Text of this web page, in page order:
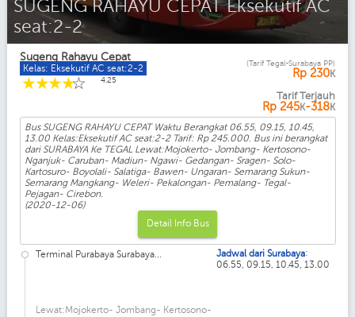
SUGENG RAHAYU CEPAT Eksekutif AC
seat:2-2
Sugeng Rahayu Cepat
Kelas: Eksekutif AC seat:2-2
☆
☆
☆
☆
☆ 4.25
(Tarif Tegal-Surabaya PP)
Rp 230K
Tarif Terjauh
Rp 245K-318K
Bus SUGENG RAHAYU CEPAT Waktu Berangkat 06.55, 09.15, 10.45,
13.00 Kelas:Eksekutif AC seat:2-2 Tarif: Rp 245.000. Bus ini berangkat
dari SURABAYA Ke TEGAL Lewat:Mojokerto- Jombang- Kertosono-
Nganjuk- Caruban- Madiun- Ngawi- Gedangan- Sragen- Solo-
Kartosuro- Boyolali- Salatiga- Bawen- Ungaran- Semarang Sukun-
Semarang Mangkang- Weleri- Pekalongan- Pemalang- Tegal-
Pejagan- Cirebon.
(2020-12-06)
Detail Info Bus
Terminal Purabaya Surabaya...
Lewat:Mojokerto- Jombang- Kertosono-
Jadwal dari Surabaya:
06.55, 09.15, 10.45, 13.00